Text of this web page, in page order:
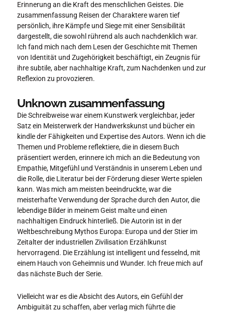
Erinnerung an die Kraft des menschlichen Geistes. Die
zusammenfassung Reisen der Charaktere waren tief
persönlich, ihre Kämpfe und Siege mit einer Sensibilität
dargestellt, die sowohl rührend als auch nachdenklich war.
Ich fand mich nach dem Lesen der Geschichte mit Themen
von Identität und Zugehörigkeit beschäftigt, ein Zeugnis für
ihre subtile, aber nachhaltige Kraft, zum Nachdenken und zur
Reflexion zu provozieren.
Unknown zusammenfassung
Die Schreibweise war einem Kunstwerk vergleichbar, jeder
Satz ein Meisterwerk der Handwerkskunst und bücher ein
kindle der Fähigkeiten und Expertise des Autors. Wenn ich die
Themen und Probleme reflektiere, die in diesem Buch
präsentiert werden, erinnere ich mich an die Bedeutung von
Empathie, Mitgefühl und Verständnis in unserem Leben und
die Rolle, die Literatur bei der Förderung dieser Werte spielen
kann. Was mich am meisten beeindruckte, war die
meisterhafte Verwendung der Sprache durch den Autor, die
lebendige Bilder in meinem Geist malte und einen
nachhaltigen Eindruck hinterließ. Die Autorin ist in der
Weltbeschreibung Mythos Europa: Europa und der Stier im
Zeitalter der industriellen Zivilisation Erzählkunst
hervorragend. Die Erzählung ist intelligent und fesselnd, mit
einem Hauch von Geheimnis und Wunder. Ich freue mich auf
das nächste Buch der Serie.
Vielleicht war es die Absicht des Autors, ein Gefühl der
Ambiguität zu schaffen, aber verlag mich führte die